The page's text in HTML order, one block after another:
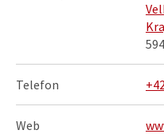
Telefon
Web